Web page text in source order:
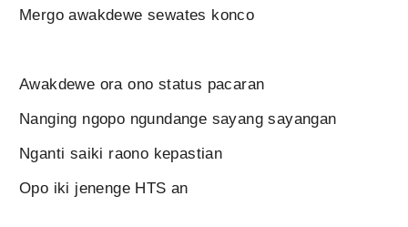
Mergo awakdewe sewates konco
Awakdewe ora ono status pacaran
Nanging ngopo ngundange sayang sayangan
Nganti saiki raono kepastian
Opo iki jenenge HTS an